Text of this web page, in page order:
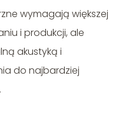
wymagają większej
i produkcji, ale
akustyką i
do najbardziej